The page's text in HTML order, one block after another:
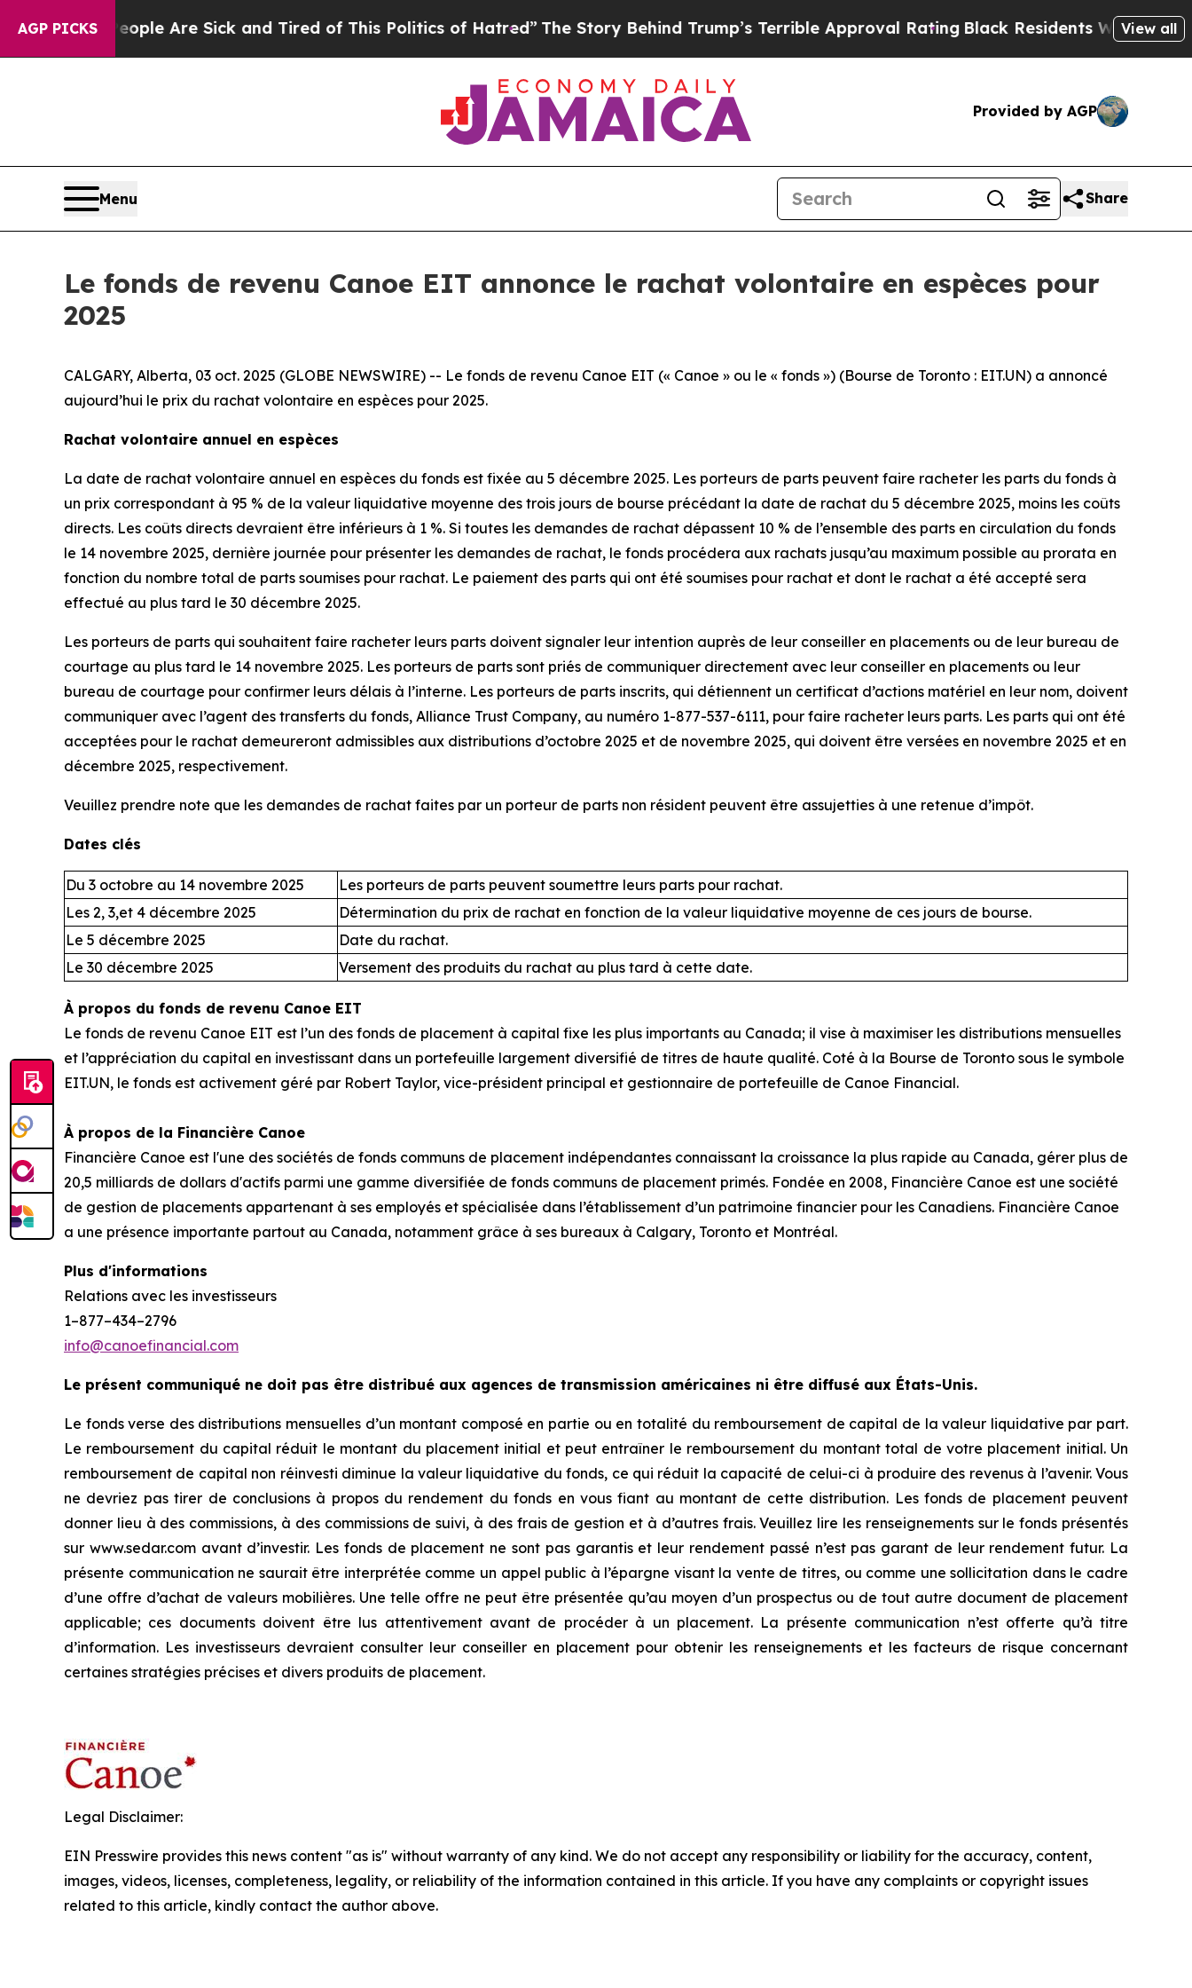
AGP PICKS
“People Are Sick and Tired of This Politics of Hatred”The Story Behind Trump’s Terrible Approval Rating Black Residents Warned ofView all
Provided by AGP
Menu Share
Le fonds de revenu Canoe EIT annonce le rachat volontaire en espèces pour
2025
CALGARY, Alberta, 03 oct. 2025 (GLOBE NEWSWIRE) -- Le fonds de revenu Canoe EIT (« Canoe » ou le « fonds ») (Bourse de Toronto : EIT.UN) a annoncé
aujourd’hui le prix du rachat volontaire en espèces pour 2025.
Rachat volontaire annuel en espèces
La date de rachat volontaire annuel en espèces du fonds est fixée au 5 décembre 2025. Les porteurs de parts peuvent faire racheter les parts du fonds à
un prix correspondant à 95 % de la valeur liquidative moyenne des trois jours de bourse précédant la date de rachat du 5 décembre 2025, moins les coûts
directs. Les coûts directs devraient être inférieurs à 1 %. Si toutes les demandes de rachat dépassent 10 % de l’ensemble des parts en circulation du fonds
le 14 novembre 2025, dernière journée pour présenter les demandes de rachat, le fonds procédera aux rachats jusqu’au maximum possible au prorata en
fonction du nombre total de parts soumises pour rachat. Le paiement des parts qui ont été soumises pour rachat et dont le rachat a été accepté sera
effectué au plus tard le 30 décembre 2025.
Les porteurs de parts qui souhaitent faire racheter leurs parts doivent signaler leur intention auprès de leur conseiller en placements ou de leur bureau de
courtage au plus tard le 14 novembre 2025. Les porteurs de parts sont priés de communiquer directement avec leur conseiller en placements ou leur
bureau de courtage pour confirmer leurs délais à l’interne. Les porteurs de parts inscrits, qui détiennent un certificat d’actions matériel en leur nom, doivent
communiquer avec l’agent des transferts du fonds, Alliance Trust Company, au numéro 1-877-537-6111, pour faire racheter leurs parts. Les parts qui ont été
acceptées pour le rachat demeureront admissibles aux distributions d’octobre 2025 et de novembre 2025, qui doivent être versées en novembre 2025 et en
décembre 2025, respectivement.
Veuillez prendre note que les demandes de rachat faites par un porteur de parts non résident peuvent être assujetties à une retenue d’impôt.
Dates clés
Du 3 octobre au 14 novembre 2025
Les porteurs de parts peuvent soumettre leurs parts pour rachat.
Les 2, 3,et 4 décembre 2025
Détermination du prix de rachat en fonction de la valeur liquidative moyenne de ces jours de bourse.
Le 5 décembre 2025
Date du rachat.
Le 30 décembre 2025
Versement des produits du rachat au plus tard à cette date.
À propos du fonds de revenu Canoe EIT
Le fonds de revenu Canoe EIT est l’un des fonds de placement à capital fixe les plus importants au Canada; il vise à maximiser les distributions mensuelles
et l’appréciation du capital en investissant dans un portefeuille largement diversifié de titres de haute qualité. Coté à la Bourse de Toronto sous le symbole
EIT.UN, le fonds est activement géré par Robert Taylor, vice-président principal et gestionnaire de portefeuille de Canoe Financial.
À propos de la Financière Canoe
Financière Canoe est l'une des sociétés de fonds communs de placement indépendantes connaissant la croissance la plus rapide au Canada, gérer plus de
20,5 milliards de dollars d'actifs parmi une gamme diversifiée de fonds communs de placement primés. Fondée en 2008, Financière Canoe est une société
de gestion de placements appartenant à ses employés et spécialisée dans l’établissement d’un patrimoine financier pour les Canadiens. Financière Canoe
a une présence importante partout au Canada, notamment grâce à ses bureaux à Calgary, Toronto et Montréal.
Plus d'informations
Relations avec les investisseurs
1–877–434–2796
info@canoefinancial.com
Le présent communiqué ne doit pas être distribué aux agences de transmission américaines ni être diffusé aux États-Unis.
Le fonds verse des distributions mensuelles d’un montant composé en partie ou en totalité du remboursement de capital de la valeur liquidative par part.
Le remboursement du capital réduit le montant du placement initial et peut entraîner le remboursement du montant total de votre placement initial. Un
remboursement de capital non réinvesti diminue la valeur liquidative du fonds, ce qui réduit la capacité de celui-ci à produire des revenus à l’avenir. Vous
ne devriez pas tirer de conclusions à propos du rendement du fonds en vous fiant au montant de cette distribution. Les fonds de placement peuvent
donner lieu à des commissions, à des commissions de suivi, à des frais de gestion et à d’autres frais. Veuillez lire les renseignements sur le fonds présentés
sur www.sedar.com avant d’investir. Les fonds de placement ne sont pas garantis et leur rendement passé n’est pas garant de leur rendement futur. La
présente communication ne saurait être interprétée comme un appel public à l’épargne visant la vente de titres, ou comme une sollicitation dans le cadre
d’une offre d’achat de valeurs mobilières. Une telle offre ne peut être présentée qu’au moyen d’un prospectus ou de tout autre document de placement
applicable; ces documents doivent être lus attentivement avant de procéder à un placement. La présente communication n’est offerte qu’à titre
d’information. Les investisseurs devraient consulter leur conseiller en placement pour obtenir les renseignements et les facteurs de risque concernant
certaines stratégies précises et divers produits de placement.
Legal Disclaimer:
EIN Presswire provides this news content "as is" without warranty of any kind. We do not accept any responsibility or liability for the accuracy, content,
images, videos, licenses, completeness, legality, or reliability of the information contained in this article. If you have any complaints or copyright issues
related to this article, kindly contact the author above.